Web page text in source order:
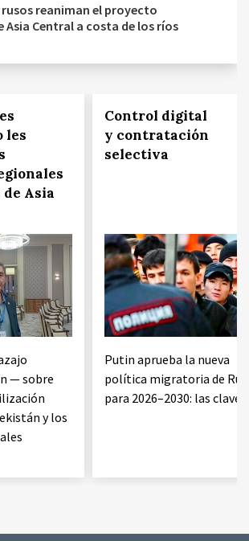
reaniman el proyecto
Asia Central a costa de los ríos
les
de Asia
— sobre
y los
Control digital
y contratación
selectiva
Putin aprueba la nueva
política migratoria de
para 2026–2030: las claves